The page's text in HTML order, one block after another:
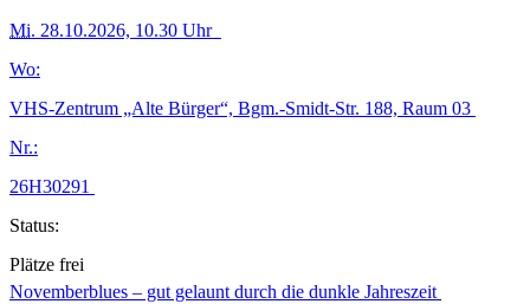
Mi. 28.10.2026, 10.30 Uhr
Wo:
VHS-Zentrum „Alte Bürger“, Bgm.-Smidt-Str. 188, Raum 03
Nr.:
26H30291
Status:
Plätze frei
Novemberblues – gut gelaunt durch die dunkle Jahreszeit